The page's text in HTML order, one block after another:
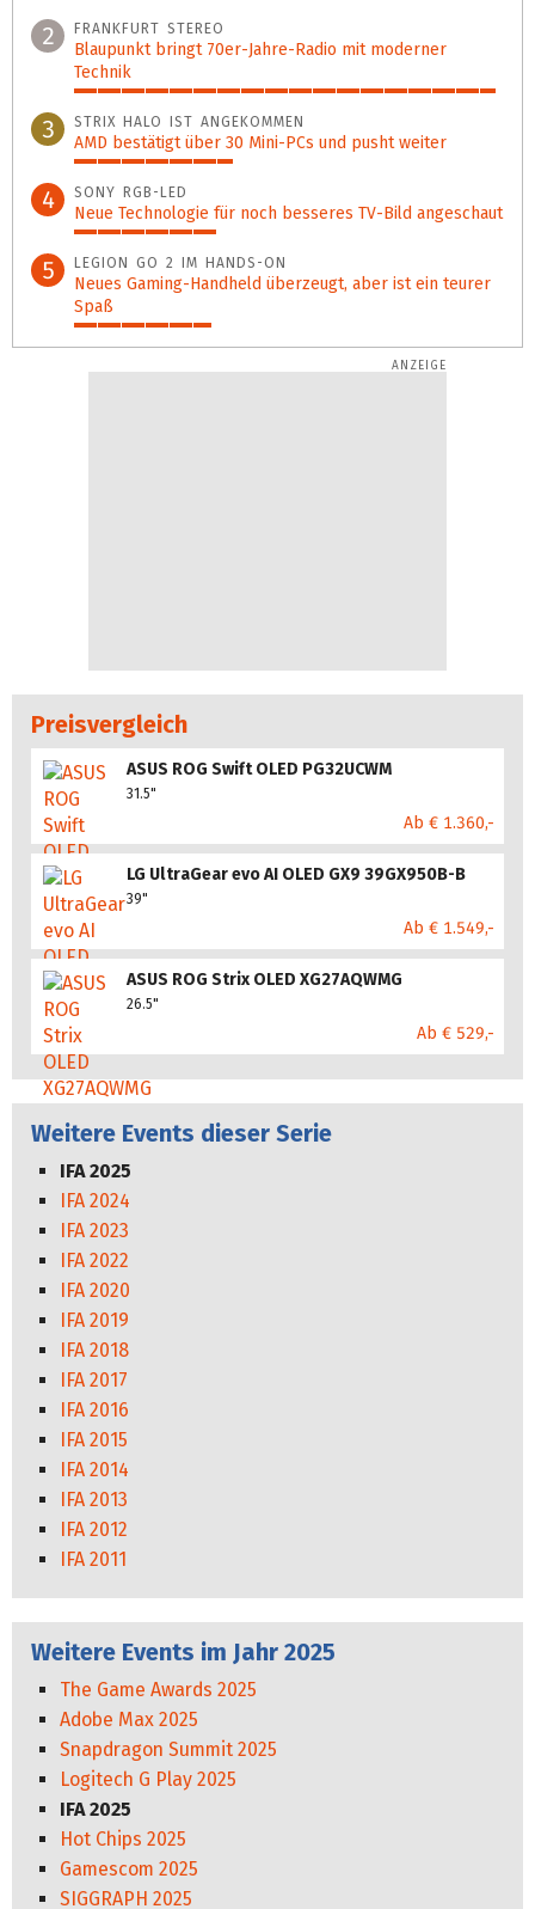
2 FRANKFURT STEREO
Blaupunkt bringt 70er-Jahre-Radio mit moderner
Technik
98%
3 STRIX HALO IST ANGEKOMMEN
AMD bestätigt über 30 Mini-PCs und pusht weiter
37%
4 SONY RGB-LED
Neue Technologie für noch besseres TV-Bild angeschaut
33%
5 LEGION GO 2 IM HANDS-ON
Neues Gaming-Handheld überzeugt, aber ist ein teurer
Spaß
32%
Preisvergleich
ASUS ROG Swift OLED PG32UCWM
31.5"
Ab € 1.360,-
LG UltraGear evo AI OLED GX9 39GX950B-B
39"
Ab € 1.549,-
ASUS ROG Strix OLED XG27AQWMG
26.5"
Ab € 529,-
Weitere Events dieser Serie
IFA 2025
IFA 2024
IFA 2023
IFA 2022
IFA 2020
IFA 2019
IFA 2018
IFA 2017
IFA 2016
IFA 2015
IFA 2014
IFA 2013
IFA 2012
IFA 2011
Weitere Events im Jahr 2025
The Game Awards 2025
Adobe Max 2025
Snapdragon Summit 2025
Logitech G Play 2025
IFA 2025
Hot Chips 2025
Gamescom 2025
SIGGRAPH 2025